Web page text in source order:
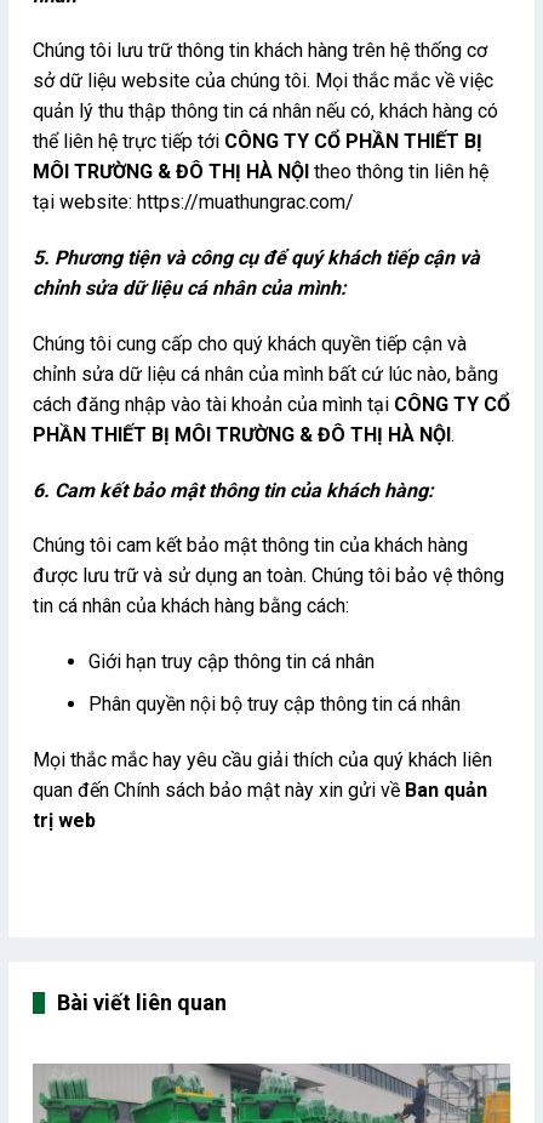
Chúng tôi lưu trữ thông tin khách hàng trên hệ thống cơ
sở dữ liệu website của chúng tôi. Mọi thắc mắc về việc
quản lý thu thập thông tin cá nhân nếu có, khách hàng có
thể liên hệ trực tiếp tới CÔNG TY CỔ PHẦN THIẾT BỊ
MÔI TRƯỜNG & ĐÔ THỊ HÀ NỘI theo thông tin liên hệ
tại website: https://muathungrac.com/
5. Phương tiện và công cụ để quý khách tiếp cận và
chỉnh sửa dữ liệu cá nhân của mình:
Chúng tôi cung cấp cho quý khách quyền tiếp cận và
chỉnh sửa dữ liệu cá nhân của mình bất cứ lúc nào, bằng
cách đăng nhập vào tài khoản của mình tại CÔNG TY CỔ
PHẦN THIẾT BỊ MÔI TRƯỜNG & ĐÔ THỊ HÀ NỘI.
6. Cam kết bảo mật thông tin của khách hàng:
Chúng tôi cam kết bảo mật thông tin của khách hàng
được lưu trữ và sử dụng an toàn. Chúng tôi bảo vệ thông
tin cá nhân của khách hàng bằng cách:
Giới hạn truy cập thông tin cá nhân
Phân quyền nội bộ truy cập thông tin cá nhân
Mọi thắc mắc hay yêu cầu giải thích của quý khách liên
quan đến Chính sách bảo mật này xin gửi về Ban quản
trị web
Bài viết liên quan